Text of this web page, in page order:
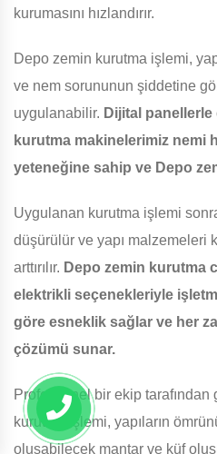
kurumasını hızlandırır.
Depo zemin kurutma işlemi,
ve nem sorununun şiddetine
uygulanabilir. Dijital panellerle
kurutma makinelerimiz nemi
yeteneğine sahip ve Depo
Uygulanan kurutma işlemi
düşürülür ve yapı malzemeleri
arttırılır. Depo zemin kurutma
elektrikli seçenekleriyle
göre esneklik sağlar ve her
çözümü sunar.
Profesyonel bir ekip
kurutma işlemi, yapıların
oluşabilecek mantar ve küf